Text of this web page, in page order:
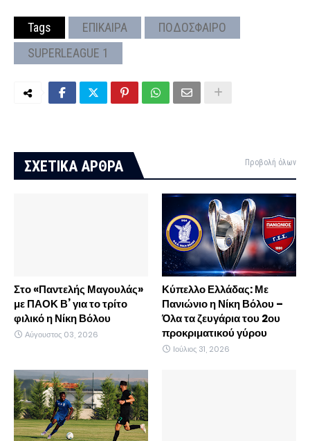
Tags ΕΠΙΚΑΙΡΑ
ΠΟΔΟΣΦΑΙΡΟ
SUPERLEAGUE 1
ΣΧΕΤΙΚΑ ΑΡΘΡΑ Προβολή όλων
Στο «Παντελής Μαγουλάς»
με ΠΑΟΚ Β’ για το τρίτο
φιλικό η Νίκη Βόλου
Αύγουστος 03, 2026
Κύπελλο Ελλάδας: Με
Πανιώνιο η Νίκη Βόλου –
Όλα τα ζευγάρια του 2ου
προκριματικού γύρου
Ιούλιος 31, 2026